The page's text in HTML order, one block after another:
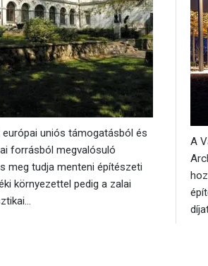
uniós támogatásból és
forrásból megvalósuló
meg tudja menteni építészeti
környezettel pedig a zalai
A